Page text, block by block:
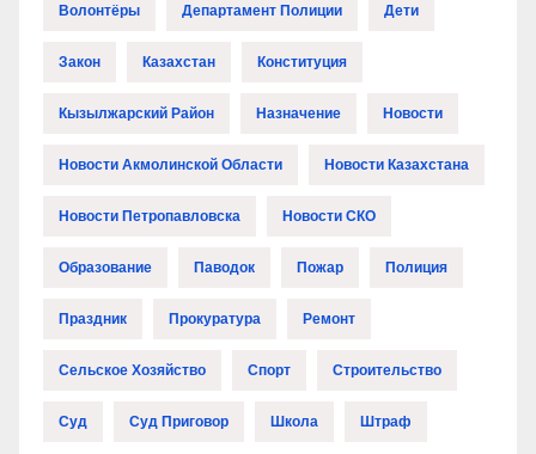
Волонтёры Департамент Полиции Дети
Закон Казахстан Конституция
Кызылжарский Район Назначение Новости
Новости Акмолинской Области Новости Казахстана
Новости Петропавловска Новости СКО
Образование Паводок Пожар Полиция
Праздник Прокуратура Ремонт
Сельское Хозяйство Спорт Строительство
Суд Суд Приговор Школа Штраф